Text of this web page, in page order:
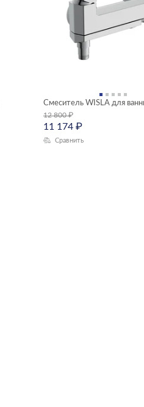
Смеситель WISLA для
12 800₽
11 174 ₽
Сравнить